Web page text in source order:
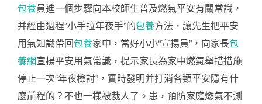
包養員進一個步驟向本校師生普及燃氣平安有關常識，
并經由過程“小手拉年夜手”的包養方法，讓先生把平安
用氣知識帶回包養家中，當好小小“宣揚員”，向家長包
養網宣揚平安用氣常識，提示家長為家中燃氣舉措措施
停止一次“年夜檢討”，實時發明并打消各類平安隱有什
麼前程的？不也一樣被裁人了。患，預防家庭燃氣不測